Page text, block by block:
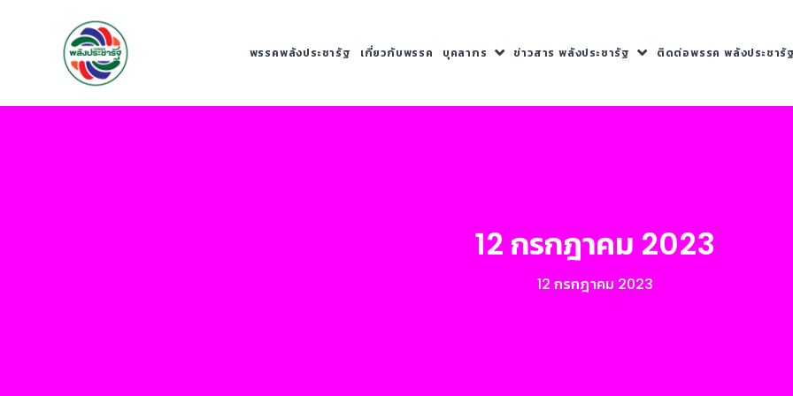
พรรคพลังประชารัฐ เกี่ยวกับพรรค บุคลากร ข่าวสาร พลังประชารัฐ ติดต่อพรรค พลังประชารัฐ
12 กรกฎาคม 2023
12 กรกฎาคม 2023